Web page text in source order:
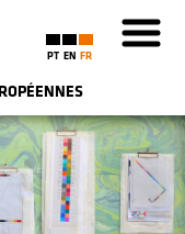
ROPÉENNES
PT EN FR